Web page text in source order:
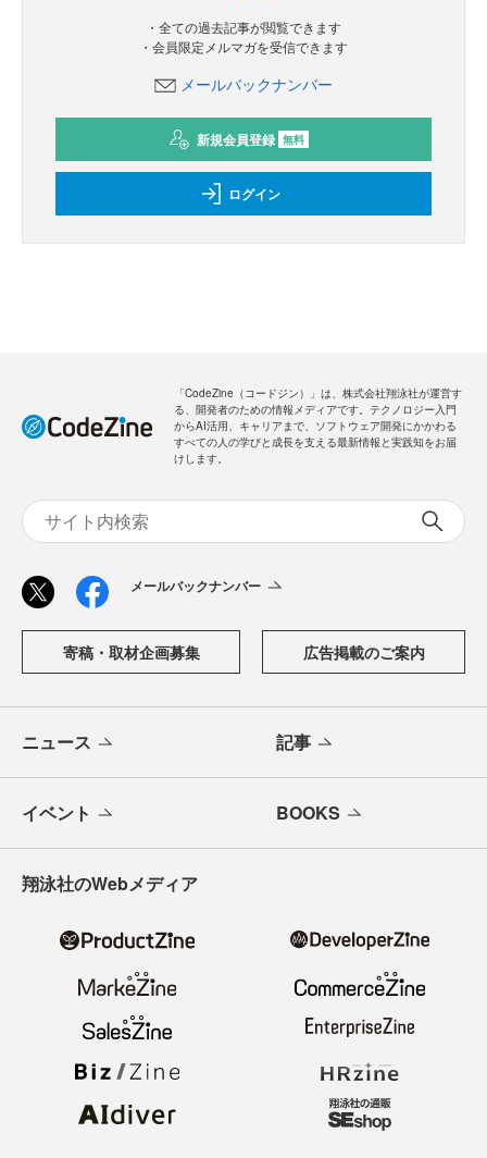
・全ての過去記事が閲覧できます
・会員限定メルマガを受信できます
メールバックナンバー
新規会員登録 無料
ログイン
「CodeZine（コードジン）」は、株式会社翔泳社が運営す
る、開発者のための情報メディアです。テクノロジー入門
からAI活用、キャリアまで、ソフトウェア開発にかかわる
すべての人の学びと成長を支える最新情報と実践知をお届
けします。
メールバックナンバー
寄稿・取材企画募集 広告掲載のご案内
ニュース 記事
イベント BOOKS
翔泳社のWebメディア